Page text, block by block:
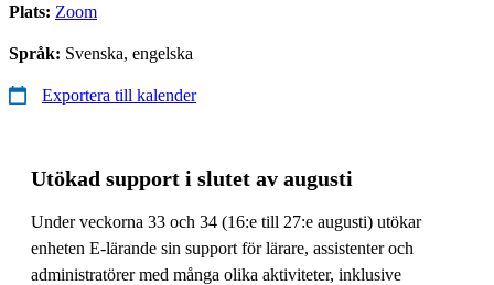
Plats: Zoom
Språk: Svenska, engelska
Exportera till kalender
Utökad support i slutet av augusti
Under veckorna 33 och 34 (16:e till 27:e augusti) utökar
enheten E-lärande sin support för lärare, assistenter och
administratörer med många olika aktiviteter, inklusive